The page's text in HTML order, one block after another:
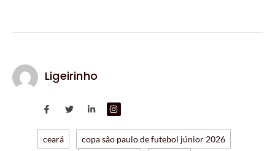
Ligeirinho
ceará
copa são paulo de futebol júnior 2026